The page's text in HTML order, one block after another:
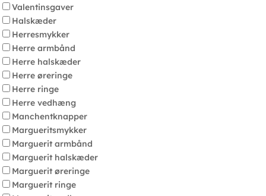
Valentinsgaver
Halskæder
Herresmykker
Herre armbånd
Herre halskæder
Herre øreringe
Herre ringe
Herre vedhæng
Manchentknapper
Margueritsmykker
Marguerit armbånd
Marguerit halskæder
Marguerit øreringe
Marguerit ringe